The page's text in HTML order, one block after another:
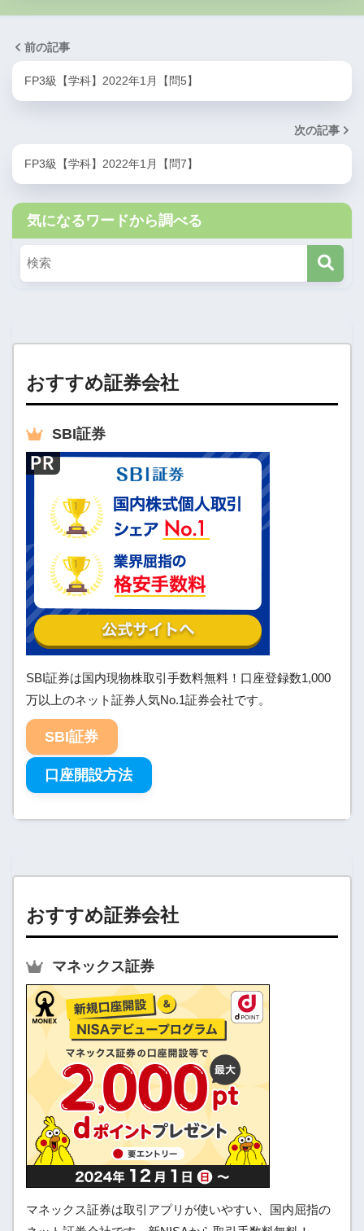
前の記事
FP3級【学科】2022年1月【問5】
次の記事
FP3級【学科】2022年1月【問7】
気になるワードから調べる
おすすめ証券会社
SBI証券
SBI証券は国内現物株取引手数料無料！口座登録数1,000
万以上のネット証券人気No.1証券会社です。
SBI証券
口座開設方法
おすすめ証券会社
マネックス証券
マネックス証券は取引アプリが使いやすい、国内屈指の